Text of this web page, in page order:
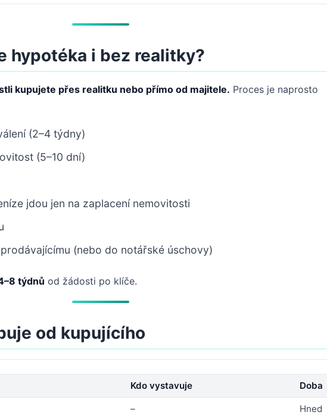
hypotéka i bez realitky?
kupujete přes realitku nebo přímo od majitele. Proces je naprosto
(2–4 týdny)
(5–10 dní)
jdou jen na zaplacení nemovitosti
(nebo do notářské úschovy)
týdnů od žádosti po klíče.
od kupujícího
Kdo vystavuje Doba
– Hned